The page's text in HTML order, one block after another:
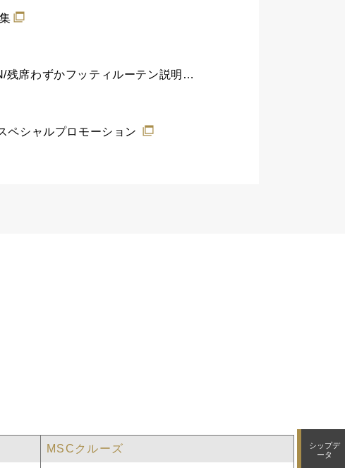
シップデ
ータ
席わずかフッティルーテン説明会
ペシャルプロモーション
MSCクルーズ